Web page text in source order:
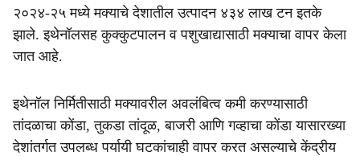
२०२४-२५ मध्ये मक्याचे देशातील उत्पादन ४३४ लाख टन इतके
झाले. इथेनॉलसह कुक्कुटपालन व पशुखाद्यासाठी मक्याचा वापर केला
जात आहे.
इथेनॉल निर्मितीसाठी मक्यावरील अवलंबित्व कमी करण्यासाठी
तांदळाचा कोंडा, तुकडा तांदूळ, बाजरी आणि गव्हाचा कोंडा यासारख्या
देशांतर्गत उपलब्ध पर्यायी घटकांचाही वापर करत असल्याचे केंद्रीय